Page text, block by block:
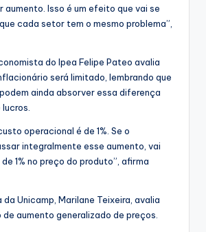
aumento. Isso é um efeito que vai se
cada setor tem o mesmo problema”,
do Ipea Felipe Pateo avalia
será limitado, lembrando que
ainda absorver essa diferença
operacional é de 1%. Se o
integralmente esse aumento, vai
1% no preço do produto”, afirma
Unicamp, Marilane Teixeira, avalia
de aumento generalizado de preços.